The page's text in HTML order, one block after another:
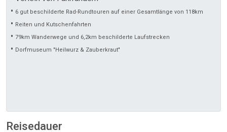
• 6 gut beschilderte Rad-Rundtouren auf einer Gesamtlänge von 118km
• Reiten und Kutschenfahrten
• 79km Wanderwege und 6,2km beschilderte Laufstrecken
• Dorfmuseum "Heilwurz & Zauberkraut"
Reisedauer